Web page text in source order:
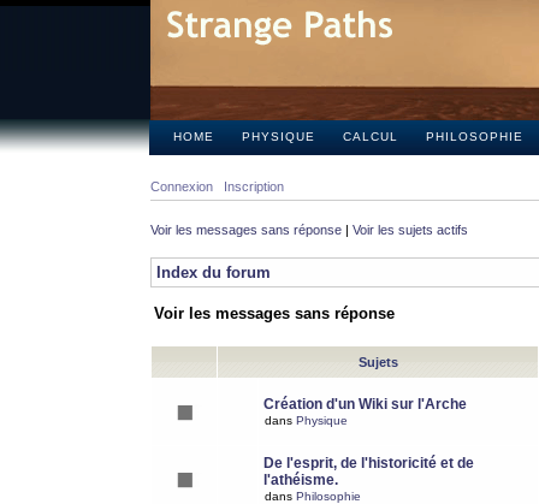
HOME PHYSIQUE CALCUL PHILOSOPHIE
Connexion Inscription
Voir les messages sans réponse | Voir les sujets actifs
Index du forum
Voir les messages sans réponse
Sujets
Création d'un Wiki sur l'Arche
dans Physique
De l'esprit, de l'historicité et de
l'athéisme.
dans Philosophie